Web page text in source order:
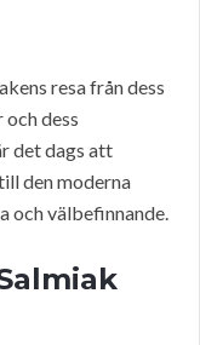
resa från dess
dess
det dags att
den moderna
och välbefinnande.